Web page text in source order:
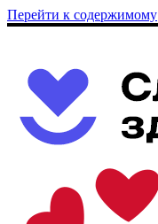
Перейти к содержимому